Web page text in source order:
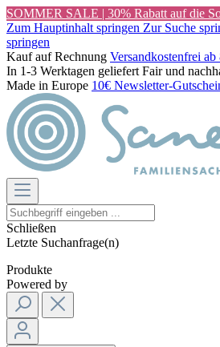
SOMMER SALE | 30% Rabatt auf die
Zum Hauptinhalt springen Zur Suche
springen
Kauf auf Rechnung Versandkostenfrei
In 1-3 Werktagen geliefert Fair und
Made in Europe 10€ Newsletter-
Schließen
Letzte Suchanfrage(n)
Produkte
Powered by